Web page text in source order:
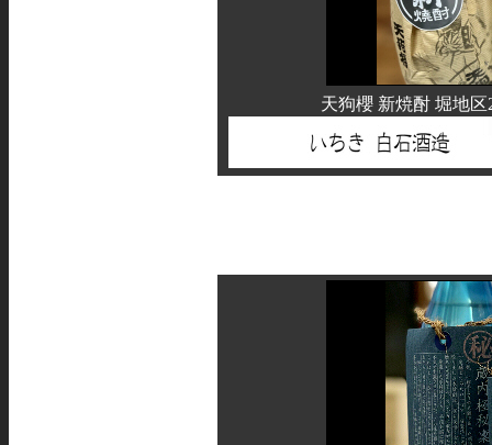
天狗櫻 新焼酎 堀地